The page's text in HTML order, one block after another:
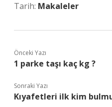
Tarih: Makaleler
Önceki Yazı
1 parke taşı kaç kg ?
Sonraki Yazı
Kıyafetleri ilk kim